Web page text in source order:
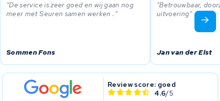
De service is zeer goed en wij gaan nog
meer met Seuren samen werken .
Sommen Fons
Betrouwbaar,
uitvoering
Jan van der Elst
Review score: goed
4.6/5